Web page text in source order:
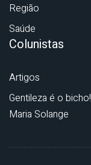
Região
Saúde
Colunistas
Artigos
Gentileza é o bicho!
Maria Solange